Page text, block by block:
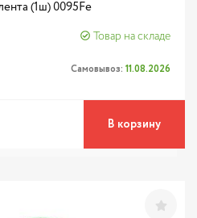
(1ш) 0095Fe
Товар на складе
Самовывоз: 11.08.2026
В корзину